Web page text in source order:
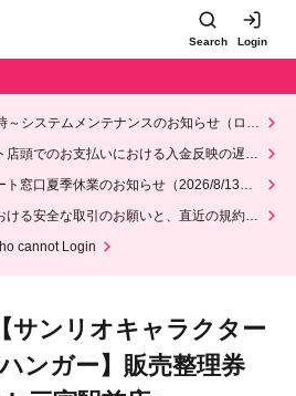
Search Login
～システムメンテナンスのお知らせ（ロー
店頭でのお支払いにおける入金反映の遅延
ト窓口夏季休業のお知らせ（2026/8/13～2
ける安全な取引のお願いと、直近の規約違
cannot Login
サンリオキャラクター
ンガー】販売整理券